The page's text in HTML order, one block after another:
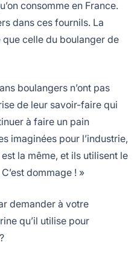
consomme en France.
dans ces fournils. La
celle du boulanger de
boulangers n’ont pas
de leur savoir-faire qui
à faire un pain
imaginées pour l’industrie,
la même, et ils utilisent le
dommage ! »
demander à votre
qu’il utilise pour